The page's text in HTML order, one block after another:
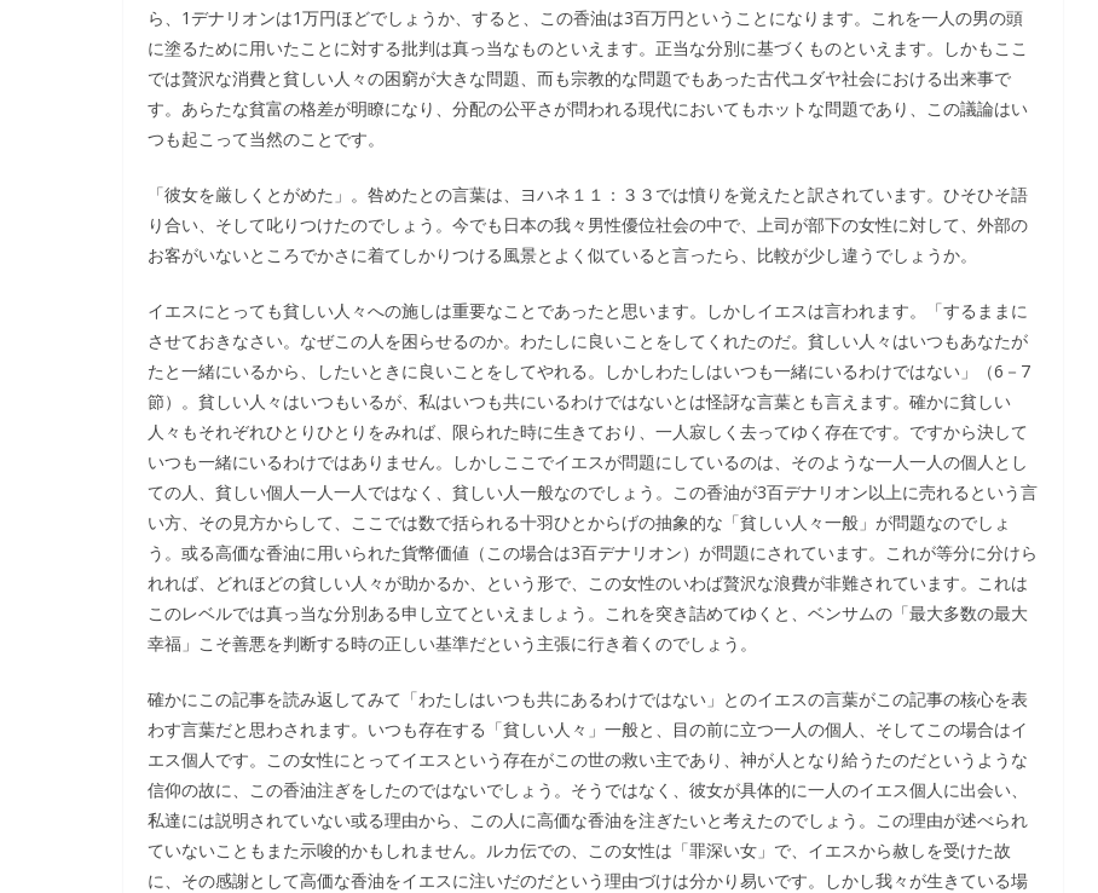
ら、1デナリオンは1万円ほどでしょうか、すると、この香油は3百万円ということになります。これを一人の男の頭
に塗るために用いたことに対する批判は真っ当なものといえます。正当な分別に基づくものといえます。しかもここ
では贅沢な消費と貧しい人々の困窮が大きな問題、而も宗教的な問題でもあった古代ユダヤ社会における出来事で
す。あらたな貧富の格差が明瞭になり、分配の公平さが問われる現代においてもホットな問題であり、この議論はい
つも起こって当然のことです。
「彼女を厳しくとがめた」。咎めたとの言葉は、ヨハネ１１：３３では憤りを覚えたと訳されています。ひそひそ語
り合い、そして叱りつけたのでしょう。今でも日本の我々男性優位社会の中で、上司が部下の女性に対して、外部の
お客がいないところでかさに着てしかりつける風景とよく似ていると言ったら、比較が少し違うでしょうか。
イエスにとっても貧しい人々への施しは重要なことであったと思います。しかしイエスは言われます。「するままに
させておきなさい。なぜこの人を困らせるのか。わたしに良いことをしてくれたのだ。貧しい人々はいつもあなたが
たと一緒にいるから、したいときに良いことをしてやれる。しかしわたしはいつも一緒にいるわけではない」（6－7
節）。貧しい人々はいつもいるが、私はいつも共にいるわけではないとは怪訝な言葉とも言えます。確かに貧しい
人々もそれぞれひとりひとりをみれば、限られた時に生きており、一人寂しく去ってゆく存在です。ですから決して
いつも一緒にいるわけではありません。しかしここでイエスが問題にしているのは、そのような一人一人の個人とし
ての人、貧しい個人一人一人ではなく、貧しい人一般なのでしょう。この香油が3百デナリオン以上に売れるという言
い方、その見方からして、ここでは数で括られる十羽ひとからげの抽象的な「貧しい人々一般」が問題なのでしょ
う。或る高価な香油に用いられた貨幣価値（この場合は3百デナリオン）が問題にされています。これが等分に分けら
れれば、どれほどの貧しい人々が助かるか、という形で、この女性のいわば贅沢な浪費が非難されています。これは
このレベルでは真っ当な分別ある申し立てといえましょう。これを突き詰めてゆくと、ベンサムの「最大多数の最大
幸福」こそ善悪を判断する時の正しい基準だという主張に行き着くのでしょう。
確かにこの記事を読み返してみて「わたしはいつも共にあるわけではない」とのイエスの言葉がこの記事の核心を表
わす言葉だと思わされます。いつも存在する「貧しい人々」一般と、目の前に立つ一人の個人、そしてこの場合はイ
エス個人です。この女性にとってイエスという存在がこの世の救い主であり、神が人となり給うたのだというような
信仰の故に、この香油注ぎをしたのではないでしょう。そうではなく、彼女が具体的に一人のイエス個人に出会い、
私達には説明されていない或る理由から、この人に高価な香油を注ぎたいと考えたのでしょう。この理由が述べられ
ていないこともまた示唆的かもしれません。ルカ伝での、この女性は「罪深い女」で、イエスから赦しを受けた故
に、その感謝として高価な香油をイエスに注いだのだという理由づけは分かり易いです。しかし我々が生きている場